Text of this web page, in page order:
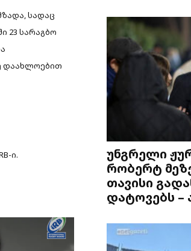
სადაც
23 სარაგბო
დაახლოებით
ი.
უნგრელი
რობერტ
თავისი
დატოვებს –